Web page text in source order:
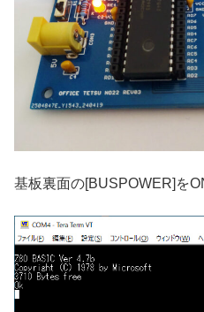
基板裏面の[BUSPOWER]を